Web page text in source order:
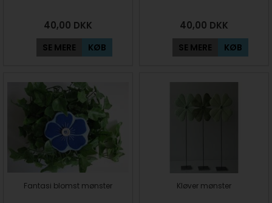
40,00 DKK
SE MERE KØB
40,00 DKK
SE MERE KØB
Fantasi blomst mønster Kløver mønster